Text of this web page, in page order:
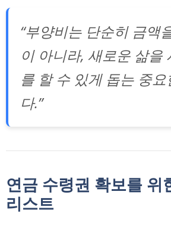
“부양비는 단순히 금액
이 아니라, 새로운 삶을
를 할 수 있게 돕는 중
다.”
연금 수령권 확보를 위
리스트